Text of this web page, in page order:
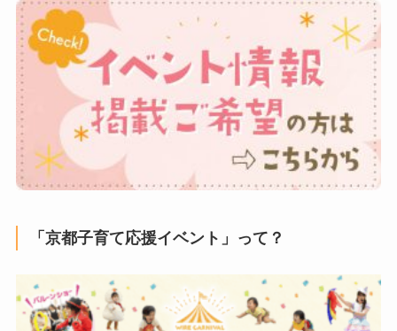
「京都子育て応援イベント」って？